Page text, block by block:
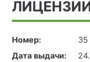
Номер:
Дата выдачи: